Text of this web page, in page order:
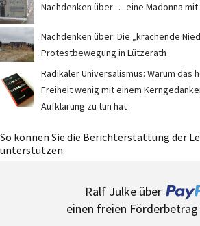
Nachdenken über … eine Madonna
Nachdenken über: Die „krachende
Protestbewegung in Lützerath
Radikaler Universalismus: Warum das
Freiheit wenig mit einem
Aufklärung zu tun hat
So können Sie die Berichterstattung der
unterstützen:
Ralf Julke über
einen freien Förderbetrag